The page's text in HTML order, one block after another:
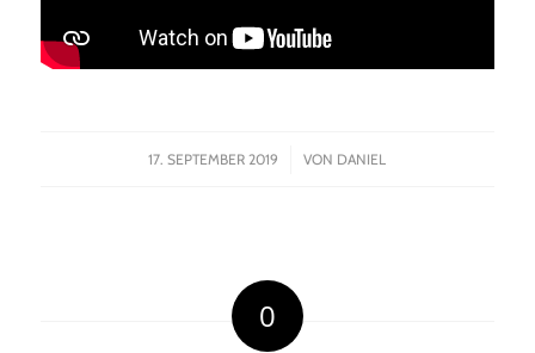
17. SEPTEMBER 2019
/ VON DANIEL
0